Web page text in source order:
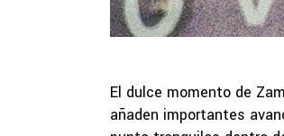
El dulce momento de
añaden importantes